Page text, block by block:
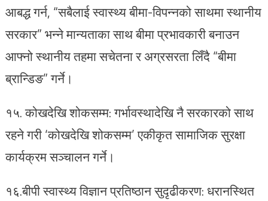
आबद्ध गर्न, “सबैलाई स्वास्थ्य बीमा-विपन्नको साथमा स्थानीय
सरकार” भन्ने मान्यताका साथ बीमा प्रभावकारी बनाउन
आफ्नो स्थानीय तहमा सचेतना र अग्रसरता लिँदै “बीमा
ब्रान्डिङ” गर्ने।
१५. ⁠कोखदेखि शोकसम्म: गर्भावस्थादेखि नै सरकारको साथ
रहने गरी ‘कोखदेखि शोकसम्म’ एकीकृत सामाजिक सुरक्षा
कार्यक्रम सञ्चालन गर्ने।
१६.⁠बीपी स्वास्थ्य विज्ञान प्रतिष्ठान सुदृढीकरण: धरानस्थित